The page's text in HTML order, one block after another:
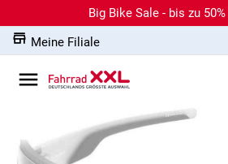
Big Bike Sale - bis zu 50%
Meine Filiale